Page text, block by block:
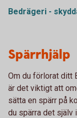
Bedrägeri -
Spärrhjälp
Om du förlorat ditt
är det viktigt att
sätta en spärr på
du spärra det själv